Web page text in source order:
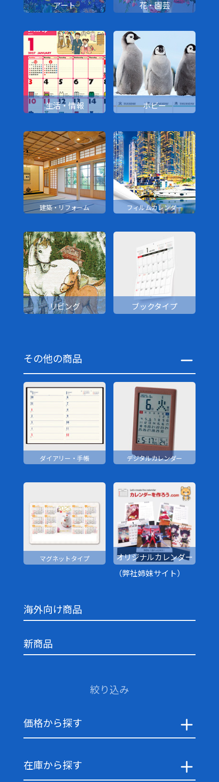
アート 花・園芸
生活・情報 ホビー
建築・リフォーム フィルムカレンダー
リビング ブックタイプ
その他の商品
ダイアリー・手帳 デジタルカレンダー
マグネットタイプ
オリジナルカレンダー
（弊社姉妹サイト）
海外向け商品
新商品
絞り込み
価格から探す
在庫から探す